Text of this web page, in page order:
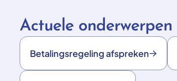
Actuele onderwerpen
Betalingsregeling afspreken